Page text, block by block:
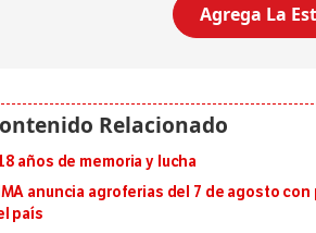
Agrega La
años de memoria y lucha
IMA anuncia agroferias del 7 de agosto
país